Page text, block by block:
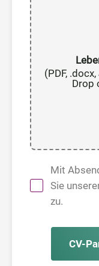
(PDF,
Drop
Mit
Sie
zu.
CV-